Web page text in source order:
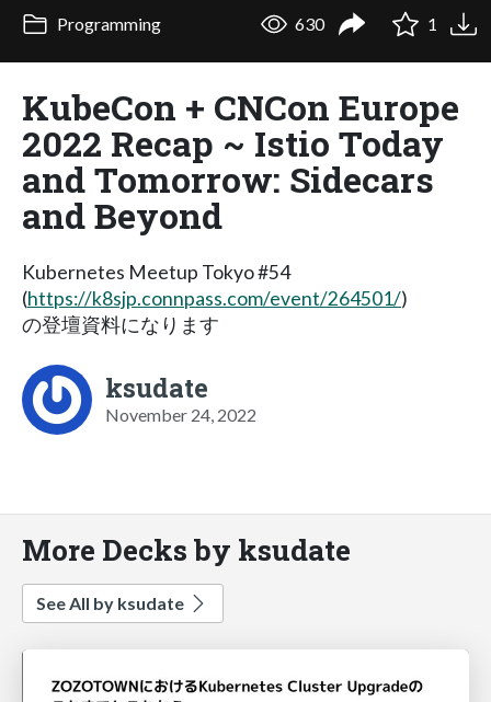
Programming 630 1
KubeCon + CNCon Europe
2022 Recap ~ Istio Today
and Tomorrow: Sidecars
and Beyond
Kubernetes Meetup Tokyo #54
(https://k8sjp.connpass.com/event/264501/)
の登壇資料になります
ksudate
November 24, 2022
More Decks by ksudate
See All by ksudate